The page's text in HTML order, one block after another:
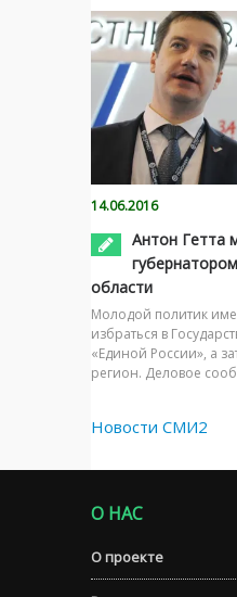
14.06.2016
Антон Гетта
области
Молодой политик
избраться в
«Единой России», а
регион. Деловое
Новости СМИ2
О НАС
О проекте